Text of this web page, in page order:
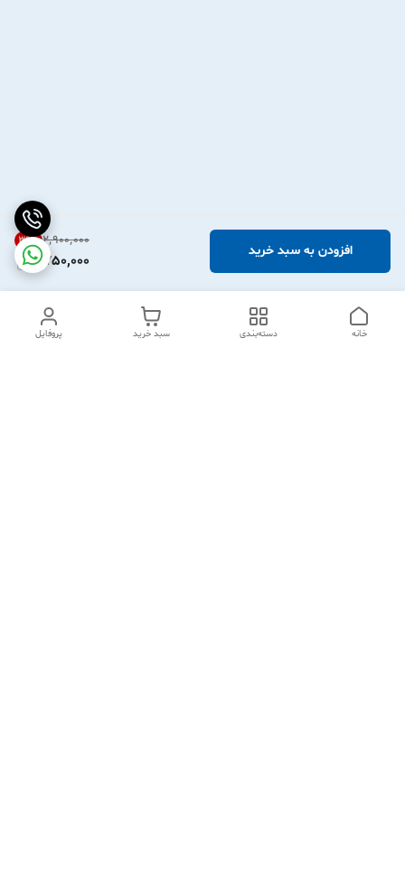
۲٬۹۰۰٬۰۰۰ 39%
1,750,000
افزودن به سبد خرید
پروفایل سبد خرید دسته‌بندی خانه